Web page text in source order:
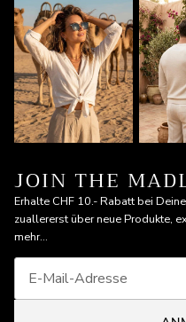
JOIN THE
Erhalte CHF 10.- Rabatt bei
zuallererst über neue Produkte,
mehr...